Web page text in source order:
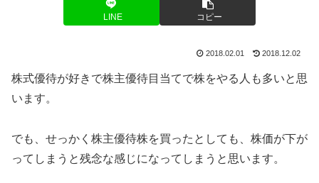
LINE コピー
2018.02.01 2018.12.02
株式優待が好きで株主優待目当てで株をやる人も多いと思
います。
でも、せっかく株主優待株を買ったとしても、株価が下が
ってしまうと残念な感じになってしまうと思います。